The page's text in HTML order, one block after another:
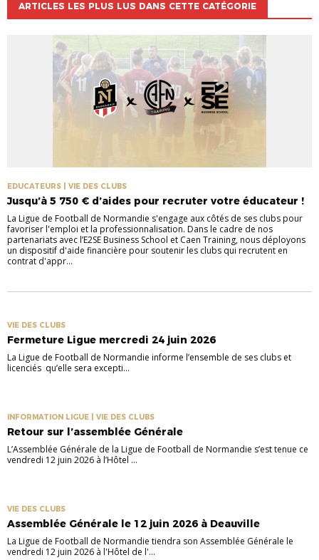
ARTICLES LES PLUS LUS DANS CETTE CATÉGORIE
EDUCATEURS | VIE DES CLUBS
Jusqu’à 5 750 € d’aides pour recruter votre éducateur !
La Ligue de Football de Normandie s'engage aux côtés de ses clubs pour
favoriser l'emploi et la professionnalisation. Dans le cadre de nos
partenariats avec l’E2SE Business School et Caen Training, nous déployons
un dispositif d'aide financière pour soutenir les clubs qui recrutent en
contrat d'appr...
VIE DES CLUBS
Fermeture Ligue mercredi 24 juin 2026
La Ligue de Football de Normandie informe l’ensemble de ses clubs et
licenciés qu’elle sera excepti...
INFORMATION LIGUE | VIE DES CLUBS
Retour sur l’assemblée Générale
L’Assemblée Générale de la Ligue de Football de Normandie s’est tenue ce
vendredi 12 juin 2026 à l’Hôtel ...
VIE DES CLUBS
Assemblée Générale le 12 juin 2026 à Deauville
La Ligue de Football de Normandie tiendra son Assemblée Générale le
vendredi 12 juin 2026 à l'Hôtel de l'...